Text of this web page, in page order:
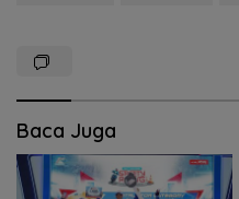
Baca Juga